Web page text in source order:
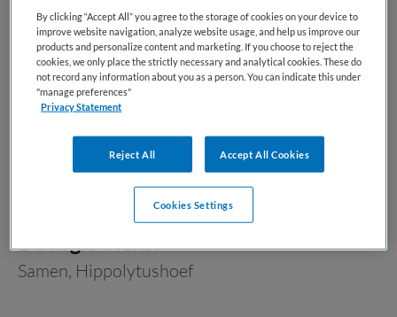
Verpleegkunde(1805)
Zorgmanagement(344)
Meest recente vacatures op Medische
banenbank | Werk(t) in zorg en welzijn
De regio Flexer
Samen, Hippolytushoef
By clicking “Accept All” you agree to the storage of cookies on your device to
improve website navigation, analyze website usage, and help us improve our
products and personalize content and marketing. If you choose to reject the
cookies, we only place the strictly necessary and analytical cookies. These do
not record any information about you as a person. You can indicate this under
"manage preferences"
Privacy Statement
Reject All Accept All Cookies
Cookies Settings